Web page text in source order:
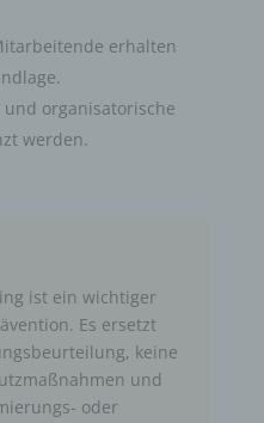
erhalten
organisatorische
werden.
ist ein wichtiger
Es ersetzt
keine
und
oder